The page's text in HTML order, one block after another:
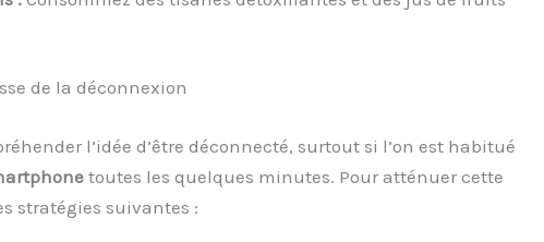
de la déconnexion
l’idée d’être déconnecté, surtout si l’on est habitué
toutes les quelques minutes. Pour atténuer cette
stratégies suivantes :